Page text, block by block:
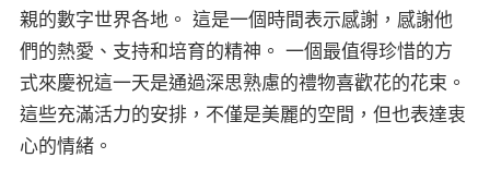
親的數字世界各地。 這是一個時間表示感謝，感謝他
們的熱愛、支持和培育的精神。 一個最值得珍惜的方
式來慶祝這一天是通過深思熟慮的禮物喜歡花的花束。
這些充滿活力的安排，不僅是美麗的空間，但也表達衷
心的情緒。